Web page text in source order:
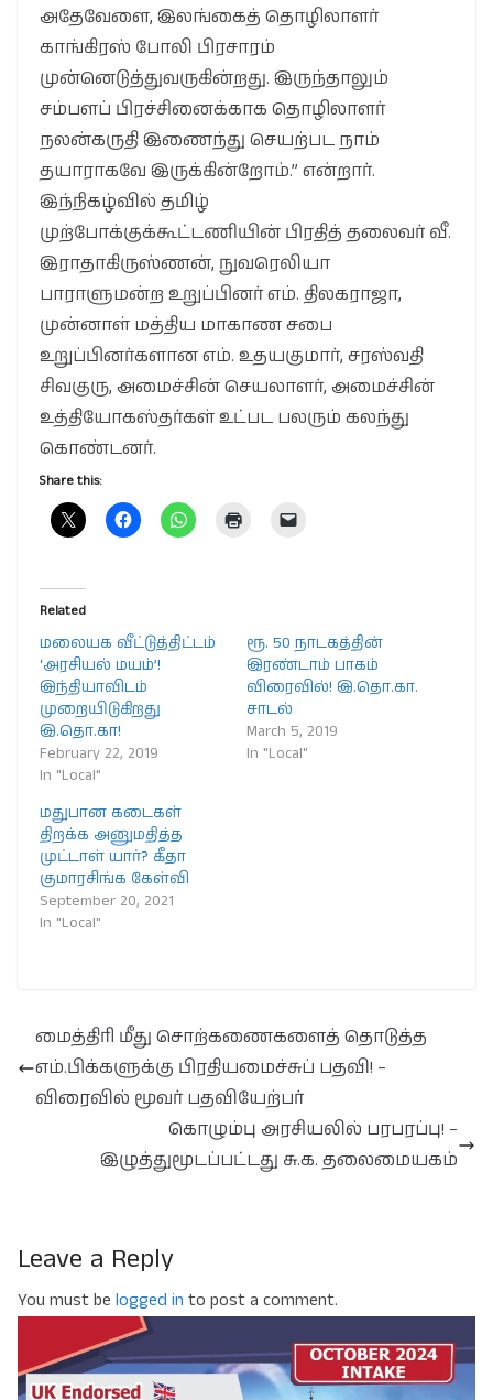
அதேவேளை, இலங்கைத் தொழிலாளர்
காங்கிரஸ் போலி பிரசாரம்
முன்னெடுத்துவருகின்றது. இருந்தாலும்
சம்பளப் பிரச்சினைக்காக தொழிலாளர்
நலன்கருதி இணைந்து செயற்பட நாம்
தயாராகவே இருக்கின்றோம்.” என்றார்.
இந்நிகழ்வில் தமிழ்
முற்போக்குக்கூட்டணியின் பிரதித் தலைவர் வீ.
இராதாகிருஸ்ணன், நுவரெலியா
பாராளுமன்ற உறுப்பினர் எம். திலகராஜா,
முன்னாள் மத்திய மாகாண சபை
உறுப்பினர்களான எம். உதயகுமார், சரஸ்வதி
சிவகுரு, அமைச்சின் செயலாளர், அமைச்சின்
உத்தியோகஸ்தர்கள் உட்பட பலரும் கலந்து
கொண்டனர்.
Share this:
Related
மலையக வீட்டுத்திட்டம்
‘அரசியல் மயம்’!
இந்தியாவிடம்
முறையிடுகிறது
இ.தொ.கா!
February 22, 2019
In "Local"
ரூ. 50 நாடகத்தின்
இரண்டாம் பாகம்
விரைவில்! இ.தொ.கா.
சாடல்
March 5, 2019
In "Local"
மதுபான கடைகள்
திறக்க அனுமதித்த
முட்டாள் யார்? கீதா
குமாரசிங்க கேள்வி
September 20, 2021
In "Local"
மைத்திரி மீது சொற்கணைகளைத் தொடுத்த
எம்.பிக்களுக்கு பிரதியமைச்சுப் பதவி! –
விரைவில் மூவர் பதவியேற்பர்
கொழும்பு அரசியலில் பரபரப்பு! –
இழுத்துமூடப்பட்டது சு.க. தலைமையகம்
Leave a Reply
You must be logged in to post a comment.